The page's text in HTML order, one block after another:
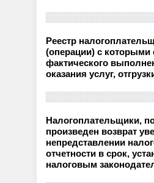
Реестр
(операции) с
фактического
оказания услуг,
Налогоплательщики,
произведен возврат
непредставлении
отчетности в срок,
налоговым